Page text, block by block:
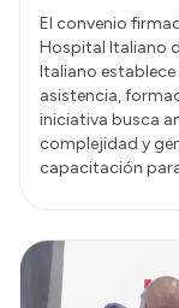
El convenio
Hospital Italiano
Italiano
asistencia,
iniciativa busca
complejidad y
capacitación